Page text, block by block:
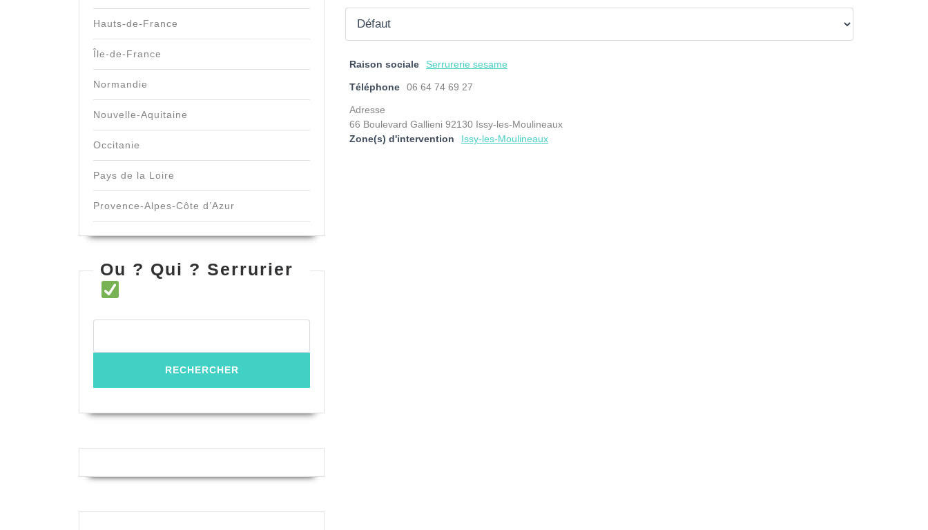
Hauts-de-France
Île-de-France
Normandie
Nouvelle-Aquitaine
Occitanie
Pays de la Loire
Provence-Alpes-Côte d’Azur
Ou ? Qui ? Serrurier
Raison sociale Serrurerie sesame
Téléphone 06 64 74 69 27
Adresse
66 Boulevard Gallieni 92130 Issy-les-Moulineaux
Zone(s) d'intervention
Issy-les-Moulineaux